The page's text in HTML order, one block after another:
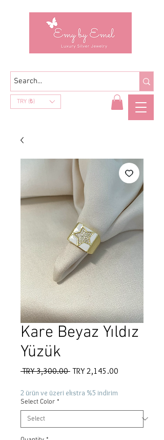
TRY (₺)
Kare Beyaz Yıldız
Yüzük
TRY 3,300.00 Regular
TRY 2,145.00
2 ürün ve üzeri ekstra %5 indirim
Select Color *